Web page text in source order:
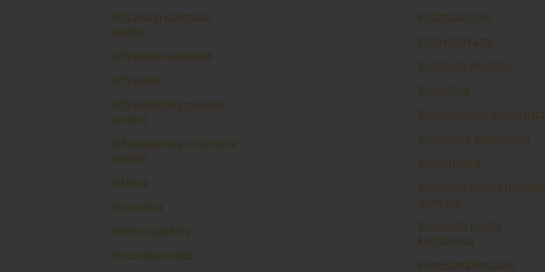
Inflyatsion kutilmalar
indeksi
Inflyatsion targetlash
Inflyatsiya
Inflyatsiyaning monetar
omillari
Inflyatsiyaning nomonetar
omillari
Inkasso
Innovasiya
Internet-banking
Investitsion talab
Ko’chmas mulk
Kobeyjing karta
Kompleks tekshiruv
Konsalting
Konsolidatsiyalangan qarz
Konversiya amaliyotlari
Konvertasiya
Korporativ moliya
moliyasi)
Korporativ plastik
kartochkasi
Korrespondent bank